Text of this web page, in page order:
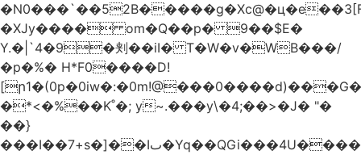
�XJy���� om�Q��p� 9��$E�
Y.�|`4�9�刾��iI� T�W�v�WB���/
�p�%� H*F0����D!
�*<�%��K˚�; y~.���y\�4;��>�J� "�
��}
���I��7+s�]��Iٮ�Yq��QGi���4U�����